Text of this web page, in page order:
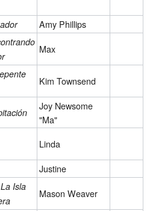
Amy Phillips
Max
Kim Townsend
Joy Newsome
"Ma"
Linda
Justine
Isla
Mason Weaver